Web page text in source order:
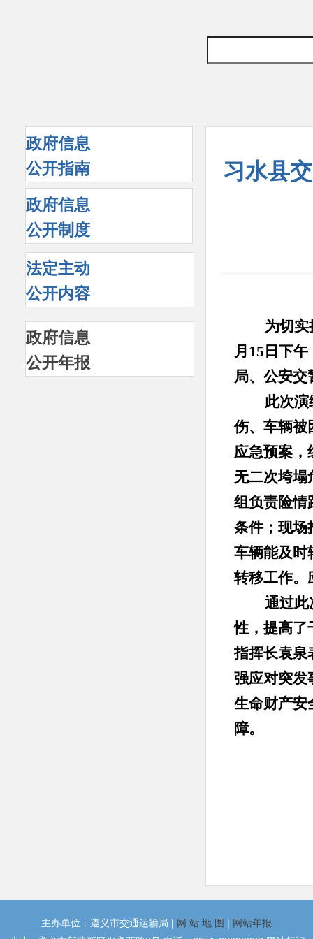
政府信息
公开指南
政府信息
公开制度
法定主动
公开内容
政府信息
公开年报
习水县
为切实提
月15日下
局、公安交
此次演练
伤、车辆被
应急预案，
无二次垮塌
组负责险情
条件；现场
车辆能及时
转移工作。
通过此次
性，提高了
指挥长袁泉
强应对突发
生命财产安
障。
主办单位：遵义市交通运输局 | 网 站 地 图 | 网站年报